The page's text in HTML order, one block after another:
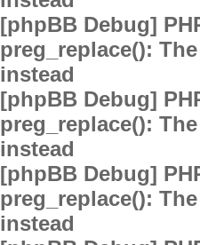
[phpBB Debug]
preg_replace():
instead
[phpBB Debug]
preg_replace():
instead
[phpBB Debug]
preg_replace():
instead